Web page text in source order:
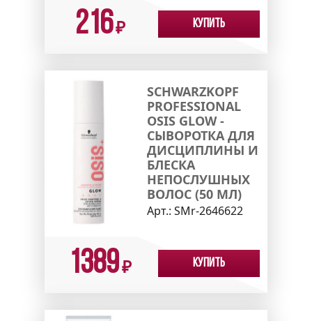
216₽ Купить
SCHWARZKOPF
PROFESSIONAL
OSIS GLOW -
СЫВОРОТКА ДЛЯ
ДИСЦИПЛИНЫ И
БЛЕСКА
НЕПОСЛУШНЫХ
ВОЛОС (50 МЛ)
Арт.: SMr-2646622
1389₽ Купить